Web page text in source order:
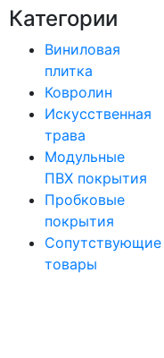
Категории
Виниловая
плитка
Ковролин
Искусственная
трава
Модульные
ПВХ покрытия
Пробковые
покрытия
Сопутствующие
товары